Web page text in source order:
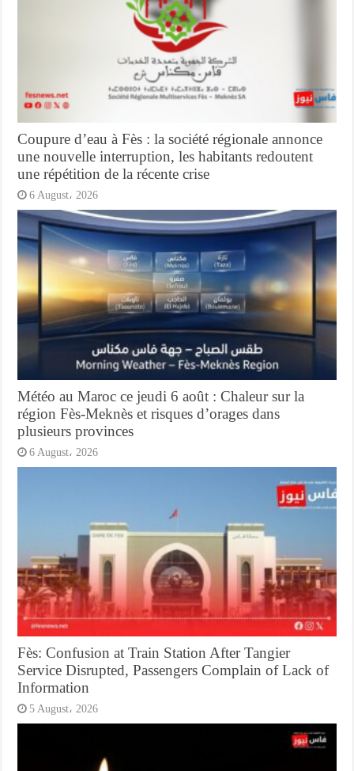
Coupure d’eau à Fès : la société régionale annonce
une nouvelle interruption, les habitants redoutent
une répétition de la récente crise
6 August، 2026
Météo au Maroc ce jeudi 6 août : Chaleur sur la
région Fès-Meknès et risques d’orages dans
plusieurs provinces
6 August، 2026
Fès: Confusion at Train Station After Tangier
Service Disrupted, Passengers Complain of Lack of
Information
5 August، 2026